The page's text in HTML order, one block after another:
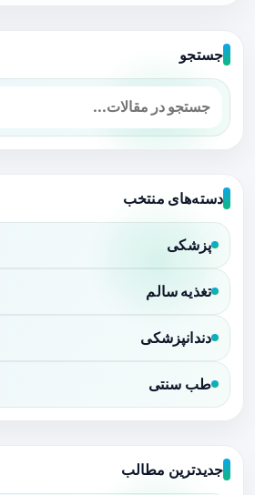
جستجو
دسته‌های منتخب
پزشکی
تغذیه سالم
دندانپزشکی
طب سنتی
جدیدترین مطالب